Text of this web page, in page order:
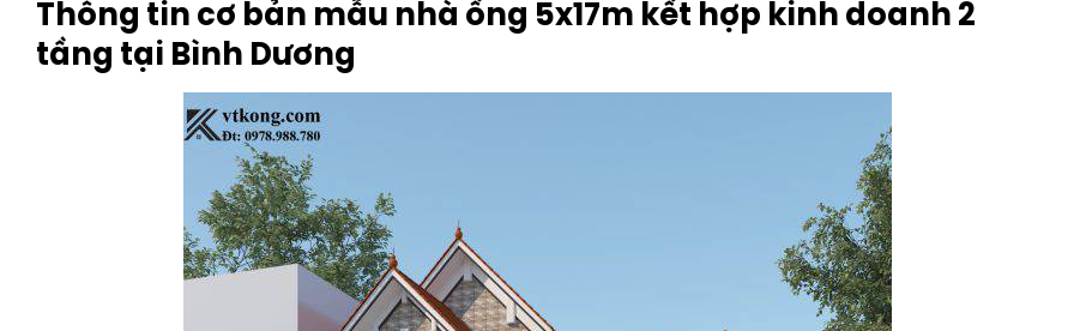
Thông tin cơ bản mẫu nhà ống 5x17m kết hợp kinh doanh 2
tầng tại Bình Dương